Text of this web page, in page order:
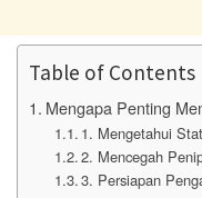
Table of Contents
Mengapa Penting
1. Mengetahui
2. Mencegah
3. Persiapan